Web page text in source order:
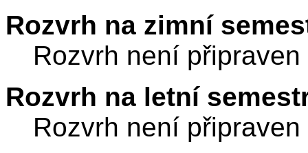
Rozvrh na zimní
Rozvrh není připraven
Rozvrh na letní
Rozvrh není připraven